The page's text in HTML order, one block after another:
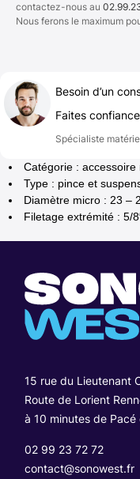
contactez-nous au
Nous ferons le maximum
Besoin d’un
Faites
Spécialiste
Catégorie : accessoire
Type : pince et
Diamètre micro : 23 –
Filetage extrémité : 5/
15 rue du Lieutenant
Route de Lorient
à 10 minutes de
02 99 23 72 72
contact@sonowest.fr